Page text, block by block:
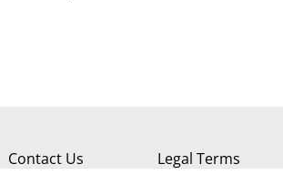
Contact Us Legal Terms